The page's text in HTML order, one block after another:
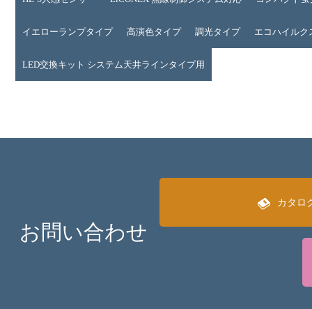
イエローランプタイプ 高演色タイプ 調光タイプ エコハイルク
LED交換キット システム天井ラインタイプ用
お問い合わせ
カタロ